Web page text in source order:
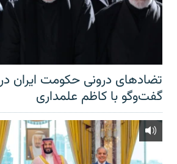
تضادهای درونی حکومت ایران
گفت‌‌وگو با کاظم علمداری